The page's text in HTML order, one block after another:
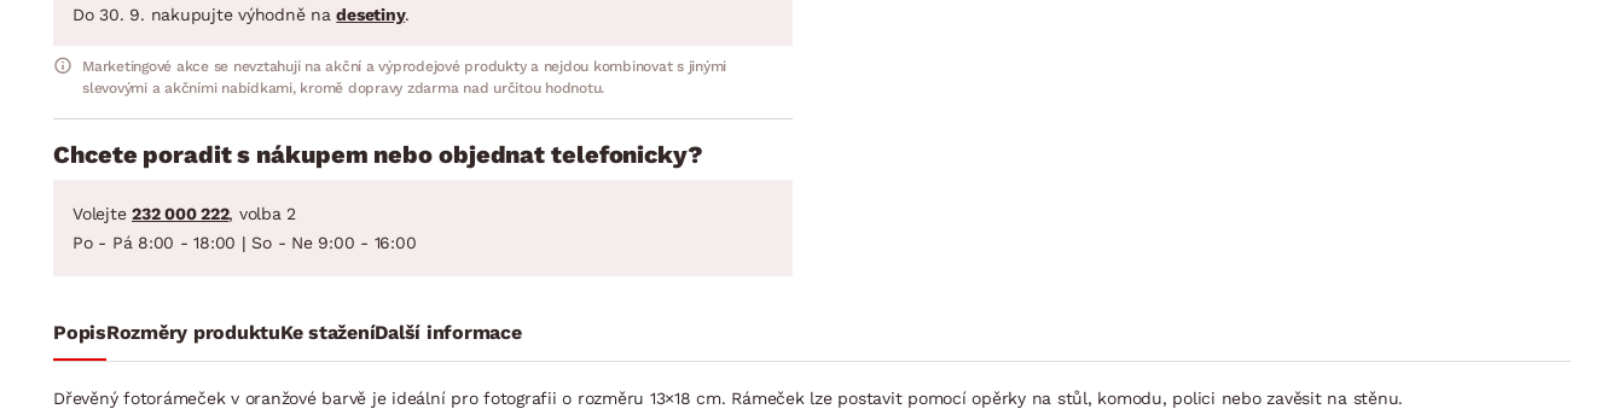
Do 30. 9. nakupujte výhodně nadesetiny.
Marketingové akce se nevztahují na akční a výprodejové produkty a nejdou kombinovat s jinými
slevovými a akčními nabídkami, kromě dopravy zdarma nad určitou hodnotu.
Chcete poradit s nákupem nebo objednat telefonicky?
Volejte 232 000 222, volba 2
Po - Pá 8:00 - 18:00 | So - Ne 9:00 - 16:00
PopisRozměry produktuKe staženíDalší informace
Dřevěný fotorámeček v oranžové barvě je ideální pro fotografii o rozměru 13×18 cm. Rámeček lze postavit pomocí opěrky na stůl, komodu, polici nebo zavěsit na stěnu.